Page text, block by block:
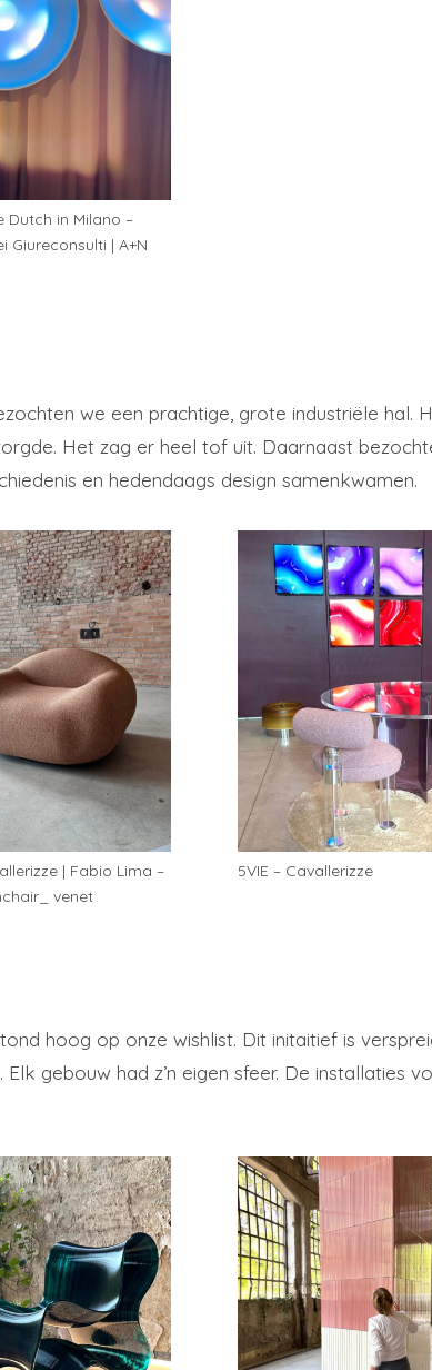
Dutch in Milano –
Giureconsulti | A+N
we een prachtige, grote industriële hal.
Het zag er heel tof uit. Daarnaast
en hedendaags design samenkwamen.
| Fabio Lima –
venet
5VIE – Cavallerizze
hoog op onze wishlist. Dit initaitief is
gebouw had z’n eigen sfeer. De installaties